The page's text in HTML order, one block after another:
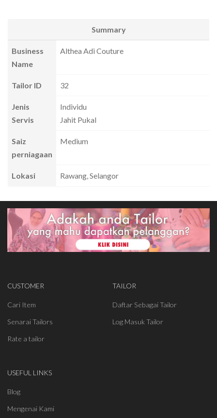
Summary
Business
Name
Althea Adi Couture
Tailor ID 32
Jenis
Servis
Individu
Jahit Pukal
Saiz
perniagaan
Medium
Lokasi Rawang, Selangor
CUSTOMER
Cari Item
Senarai Tailors
Rate a tailor
TAILOR
Daftar Sebagai Tailor
Log Masuk Tailor
USEFUL LINKS
Blog
Mengenai Kami